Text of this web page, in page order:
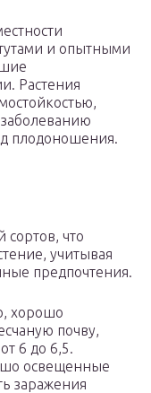
и опытными
Растения
плодоношения.
сортов, что
учитывая
предпочтения.
хорошо
почву,
6 до 6,5.
освещенные
заражения